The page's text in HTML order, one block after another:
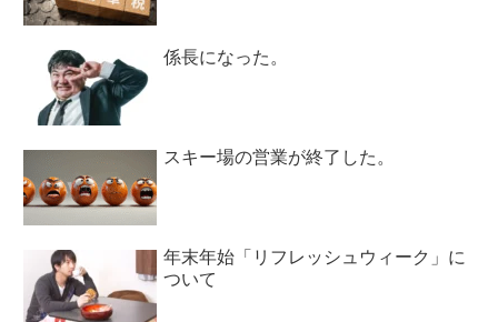
係長になった。
スキー場の営業が終了した。
年末年始「リフレッシュウィーク」に
ついて